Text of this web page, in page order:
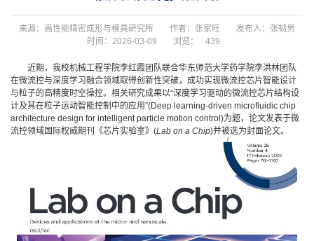
来源：高性能精密成形与模具研究所 作者：张家旺
发布人：张韧男
时间：2026-03-09
浏览： 439
近期，我校机械工程学院李红霞团队联合华东师范大学药学院李洪林团队
在微流控与深度学习融合领域取得创新性突破，成功实现微流控芯片智能设计
与粒子的高精度时空操控。相关研究成果以“深度学习驱动的微流控芯片结构设
计及其在粒子运动智能控制中的应用”(Deep learning-driven microfluidic chip
architecture design for intelligent particle motion control)为题，论文发表于微
流控领域国际权威期刊《芯片实验室》(Lab on a Chip)并被选为封面论文。